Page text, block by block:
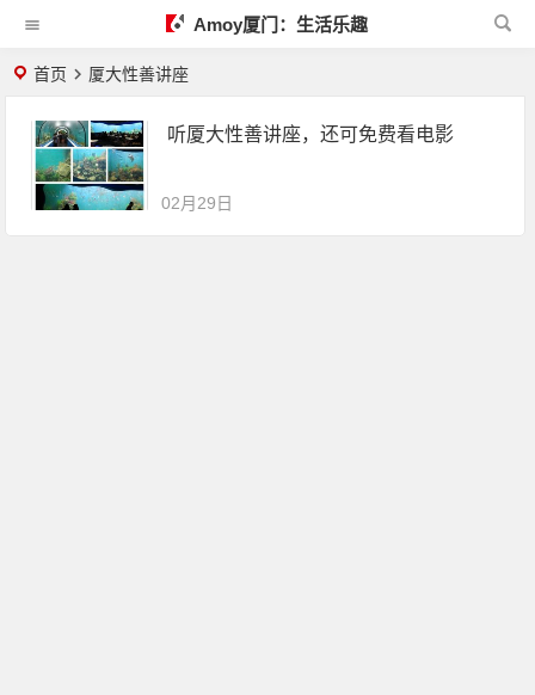
Amoy厦门：生活乐趣
首页 厦大性善讲座
听厦大性善讲座，还可免费看电影
02月29日